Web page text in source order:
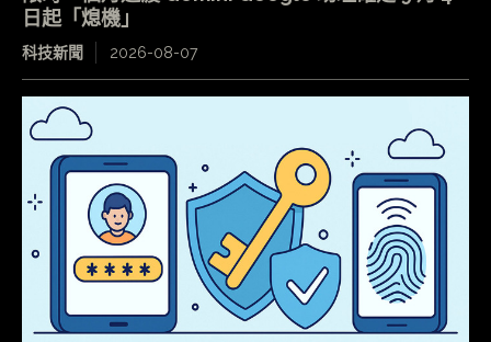
日起「熄機」
科技新聞 2026-08-07